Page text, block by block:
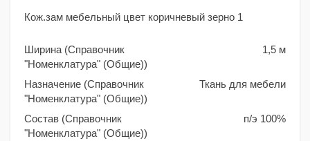
Кож.зам мебельный цвет коричневый зерно 1
Ширина (Справочник
"Номенклатура" (Общие))
1,5 м
Назначение (Справочник
"Номенклатура" (Общие))
Ткань для мебели
Состав (Справочник
"Номенклатура" (Общие))
п/э 100%